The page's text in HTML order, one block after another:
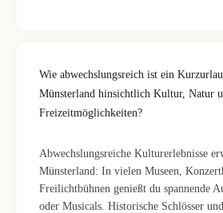
Wie abwechslungsreich ist ein
Münsterland hinsichtlich Kultur, Natur
Freizeitmöglichkeiten?
Abwechslungsreiche Kulturerlebnisse
Münsterland: In vielen Museen,
Freilichtbühnen genießt du spannende
oder Musicals. Historische Schlösser